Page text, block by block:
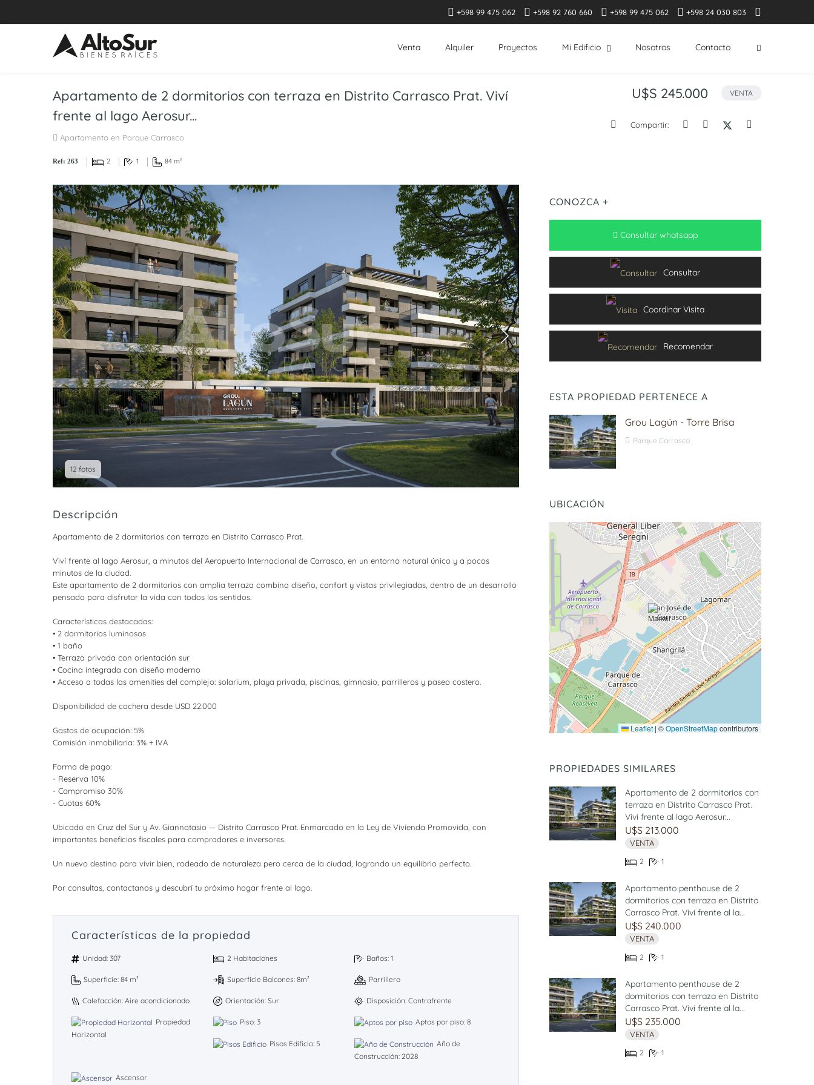
+598 99 475 062 +598 92 760 660 +598 99 475 062 +598 24 030 803
Venta Alquiler Proyectos Mi Edificio Nosotros Contacto
Apartamento de 2 dormitorios con terraza en Distrito Carrasco Prat. Viví
frente al lago Aerosur...
Apartamento en Parque Carrasco
Ref: 263 2 1 84 m²
U$S 245.000 VENTA
Compartir:
12 fotos
Descripción
Apartamento de 2 dormitorios con terraza en Distrito Carrasco Prat.
Viví frente al lago Aerosur, a minutos del Aeropuerto Internacional de Carrasco, en un entorno natural único y a pocos
minutos de la ciudad.
Este apartamento de 2 dormitorios con amplia terraza combina diseño, confort y vistas privilegiadas, dentro de un desarrollo
pensado para disfrutar la vida con todos los sentidos.
Características destacadas:
• 2 dormitorios luminosos
• 1 baño
• Terraza privada con orientación sur
• Cocina integrada con diseño moderno
• Acceso a todas las amenities del complejo: solarium, playa privada, piscinas, gimnasio, parrilleros y paseo costero.
Disponibilidad de cochera desde USD 22.000
Gastos de ocupación: 5%
Comisión inmobiliaria: 3% + IVA
Forma de pago:
- Reserva 10%
- Compromiso 30%
- Cuotas 60%
Ubicado en Cruz del Sur y Av. Giannatasio — Distrito Carrasco Prat. Enmarcado en la Ley de Vivienda Promovida, con
importantes beneficios fiscales para compradores e inversores.
Un nuevo destino para vivir bien, rodeado de naturaleza pero cerca de la ciudad, logrando un equilibrio perfecto.
Por consultas, contactanos y descubrí tu próximo hogar frente al lago.
Características de la propiedad
Unidad: 307 2 Habitaciones Baños: 1
Superficie: 84 m² Superficie Balcones: 8m² Parrillero
Calefacción: Aire acondicionado Orientación: Sur Disposición: Contrafrente
Propiedad
Horizontal
Piso: 3 Aptos por piso: 8
Pisos Edificio: 5
Año de
Construcción: 2028
Ascensor
CONOZCA +
Consultar whatsapp
Consultar
Coordinar Visita
Recomendar
ESTA PROPIEDAD PERTENECE A
Grou Lagún - Torre Brisa
Parque Carrasco
UBICACIÓN
Leaflet|©OpenStreetMapcontributors
PROPIEDADES SIMILARES
Apartamento de 2 dormitorios con
terraza en Distrito Carrasco Prat.
Viví frente al lago Aerosur...
U$S 213.000
VENTA
2 1
Apartamento penthouse de 2
dormitorios con terraza en Distrito
Carrasco Prat. Viví frente al la...
U$S 240.000
VENTA
2 1
Apartamento penthouse de 2
dormitorios con terraza en Distrito
Carrasco Prat. Viví frente al la...
U$S 235.000
VENTA
2 1